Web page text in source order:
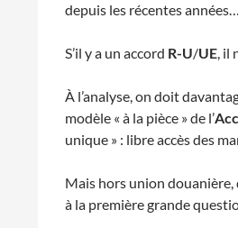
depuis les récentes
S’il y a un accord R-U/UE, il
À l’analyse, on doit
modèle « à la pièce » de l’
unique » : libre accès des
Mais hors union douanière,
à la première grande